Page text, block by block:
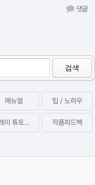
댓글
검색
메뉴얼 팁 / 노하우
릴레이 튜토리얼 작품피드백